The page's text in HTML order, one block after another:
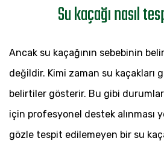
Su kaçağı nasıl
Ancak su kaçağının sebebinin
değildir. Kimi zaman su kaçakları
belirtiler gösterir. Bu gibi
için profesyonel destek alınması
gözle tespit edilemeyen bir su